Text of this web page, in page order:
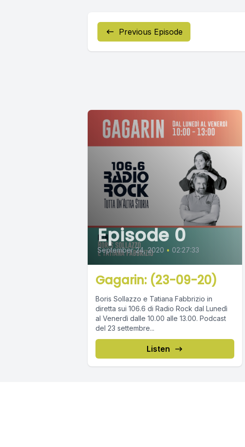
Previous Episode
Episode 0
September 24, 2020 • 02:27:33
Gagarin: (23-09-20)
Boris Sollazzo e Tatiana Fabbrizio in
diretta sui 106.6 di Radio Rock dal Lunedì
al Venerdì dalle 10.00 alle 13.00. Podcast
del 23 settembre...
Listen